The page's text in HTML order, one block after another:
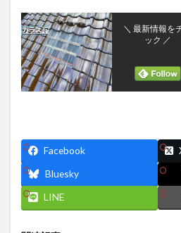
＼ 最新情報を
ック ／
Facebook
Bluesky
LINE